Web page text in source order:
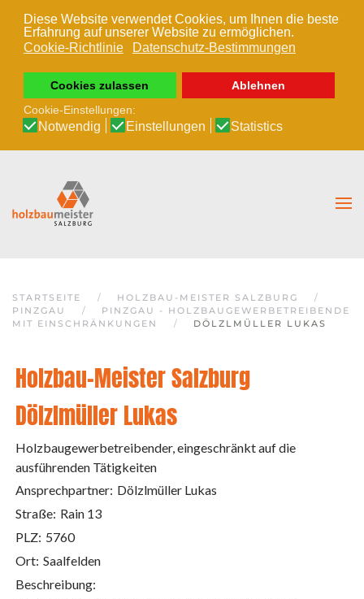
Diese Website verwendet Cookies, um Ihnen die beste
Erfahrung auf unserer Website zu ermöglichen.
Cookie-Richtlinie
Datenschutz-Bestimmungen
Cookies zulassen
Ablehnen
Cookie-Einstellungen:
Notwendig Einstellungen Statistics
Zum Hauptinhalt springen
STARTSEITE
HOLZBAU-MEISTER SALZBURG
PINZGAU
PINZGAU - HOLZBAUGEWERBETREIBENDE
MIT EINSCHRÄNKUNGEN
DÖLZLMÜLLER LUKAS
Holzbau-Meister Salzburg
Dölzlmüller Lukas
Holzbaugewerbetreibender, eingeschränkt auf die
ausführenden Tätigkeiten
Ansprechpartner: Dölzlmüller Lukas
Straße: Rain 13
PLZ: 5760
Ort: Saalfelden
Beschreibung: